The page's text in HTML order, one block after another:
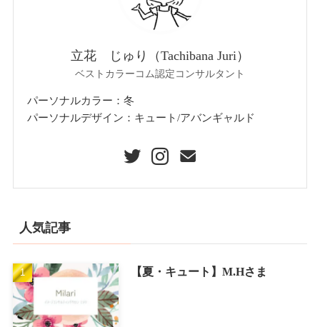
立花 じゅり（Tachibana Juri）
ベストカラーコム認定コンサルタント
パーソナルカラー：冬
パーソナルデザイン：キュート/アバンギャルド
人気記事
【夏・キュート】M.Hさま